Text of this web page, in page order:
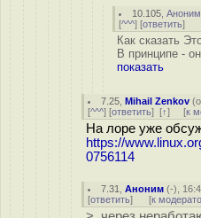
10.105 ,Аноним
[^^^] [ответить]
Как сказать
В принципе -
показать
7.25 ,Mihail Zenkov (
[^^^] [ответить] [↑] [к
На лоре уже
https://
0756114
7.31 ,Аноним (-),
[ответить] [к